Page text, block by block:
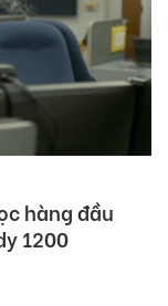
hàng đầu
1200